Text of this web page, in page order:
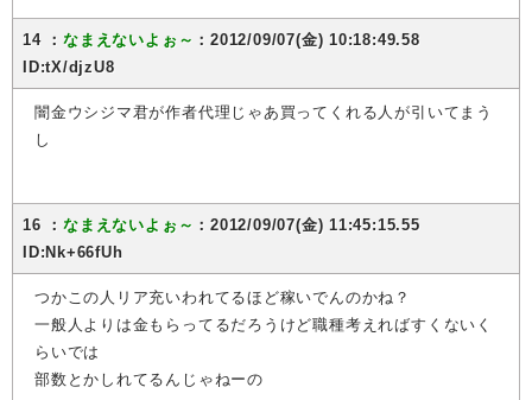
14 ：なまえないよぉ～ ：2012/09/07(金) 10:18:49.58
ID:tX/djzU8
闇金ウシジマ君が作者代理じゃあ買ってくれる人が引いてまう
し
16 ：なまえないよぉ～ ：2012/09/07(金) 11:45:15.55
ID:Nk+66fUh
つかこの人リア充いわれてるほど稼いでんのかね？
一般人よりは金もらってるだろうけど職種考えればすくないく
らいでは
部数とかしれてるんじゃねーの